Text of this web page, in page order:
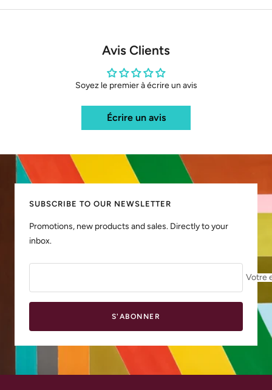
Avis Clients
Soyez le premier à écrire un avis
Écrire un avis
SUBSCRIBE TO OUR NEWSLETTER
Promotions, new products and sales. Directly to your
inbox.
Votre
S'ABONNER